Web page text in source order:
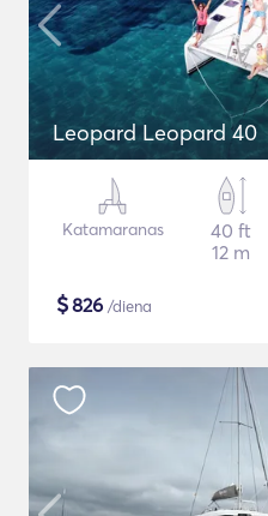
Leopard Leopard 40
Katamaranas
40 ft
12 m
$826 /diena